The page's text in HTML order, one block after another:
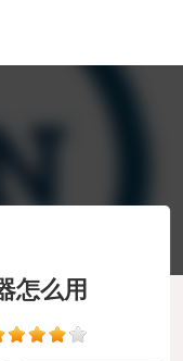
怎么用